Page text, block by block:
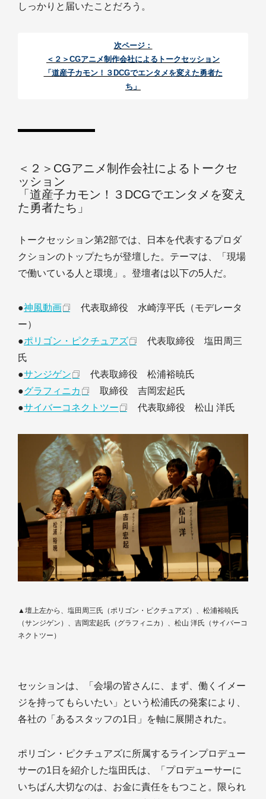
しっかりと届いたことだろう。
次ページ：
＜２＞CGアニメ制作会社によるトークセッション
「道産子カモン！３DCGでエンタメを変えた勇者た
ち」
＜２＞CGアニメ制作会社によるトークセ
ッション
「道産子カモン！３DCGでエンタメを変え
た勇者たち」
トークセッション第2部では、日本を代表するプロダ
クションのトップたちが登壇した。テーマは、「現場
で働いている人と環境」。登壇者は以下の5人だ。
●神風動画
代表取締役 水崎淳平氏（モデレータ
ー）
●ポリゴン・ピクチュアズ
代表取締役 塩田周三
氏
●サンジゲン
代表取締役 松浦裕暁氏
●グラフィニカ
取締役 吉岡宏起氏
●サイバーコネクトツー 代表取締役 松山 洋氏
▲壇上左から、塩田周三氏（ポリゴン・ピクチュアズ）、松浦裕暁氏
（サンジゲン）、吉岡宏起氏（グラフィニカ）、松山 洋氏（サイバーコ
ネクトツー）
セッションは、「会場の皆さんに、まず、働くイメー
ジを持ってもらいたい」という松浦氏の発案により、
各社の「あるスタッフの1日」を軸に展開された。
ポリゴン・ピクチュアズに所属するラインプロデュー
サーの1日を紹介した塩田氏は、「プロデューサーに
いちばん大切なのは、お金に責任をもつこと。限られ